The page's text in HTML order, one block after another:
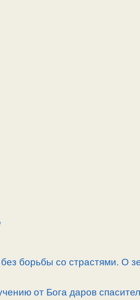
борьбы со страстями. О
от Бога даров